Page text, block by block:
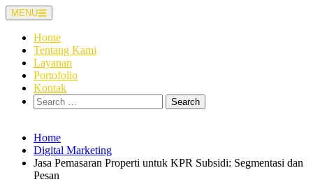
Skip
to
content
MENU
Home
Tentang Kami
Layanan
Portofolio
Kontak
Search
for:
Home
Digital Marketing
Jasa Pemasaran Properti untuk KPR Subsidi: Segmentasi dan
Pesan